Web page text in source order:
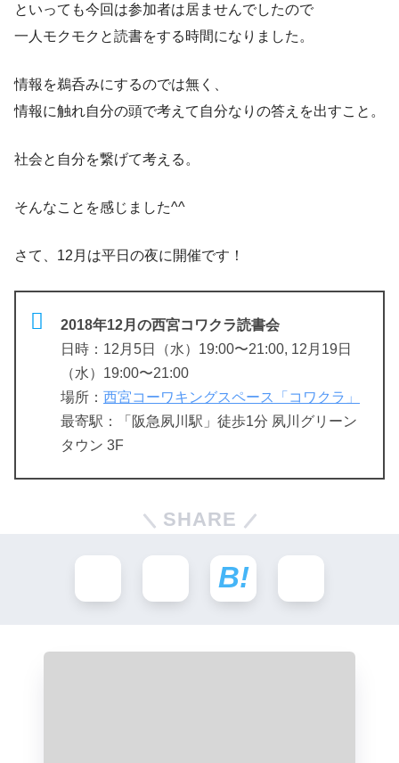
といっても今回は参加者は居ませんでしたので
一人モクモクと読書をする時間になりました。
情報を鵜呑みにするのでは無く、
情報に触れ自分の頭で考えて自分なりの答えを出すこと。
社会と自分を繋げて考える。
そんなことを感じました^^
さて、12月は平日の夜に開催です！
2018年12月の西宮コワクラ読書会
日時：12月5日（水）19:00〜21:00, 12月19日
（水）19:00〜21:00
場所： 西宮コーワキングスペース「コワクラ」
最寄駅：「阪急夙川駅」徒歩1分 夙川グリーン
タウン 3F
SHARE